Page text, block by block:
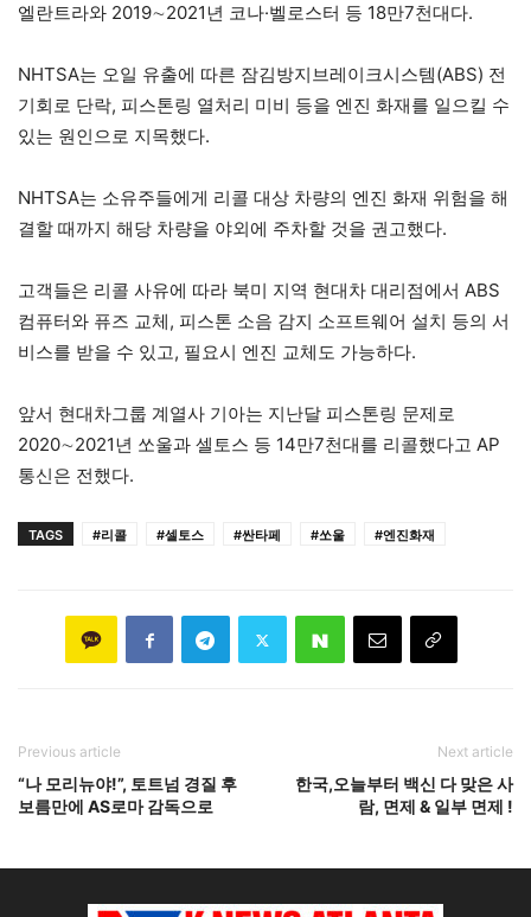
엘란트라와 2019∼2021년 코나·벨로스터 등 18만7천대다.
NHTSA는 오일 유출에 따른 잠김방지브레이크시스템(ABS) 전
기회로 단락, 피스톤링 열처리 미비 등을 엔진 화재를 일으킬 수
있는 원인으로 지목했다.
NHTSA는 소유주들에게 리콜 대상 차량의 엔진 화재 위험을 해
결할 때까지 해당 차량을 야외에 주차할 것을 권고했다.
고객들은 리콜 사유에 따라 북미 지역 현대차 대리점에서 ABS
컴퓨터와 퓨즈 교체, 피스톤 소음 감지 소프트웨어 설치 등의 서
비스를 받을 수 있고, 필요시 엔진 교체도 가능하다.
앞서 현대차그룹 계열사 기아는 지난달 피스톤링 문제로
2020∼2021년 쏘울과 셀토스 등 14만7천대를 리콜했다고 AP
통신은 전했다.
TAGS #리콜 #셀토스 #싼타페 #쏘울 #엔진화재
Previous article
“나 모리뉴야!”, 토트넘 경질 후
보름만에 AS로마 감독으로
Next article
한국,오늘부터 백신 다 맞은 사
람, 면제 & 일부 면제 !